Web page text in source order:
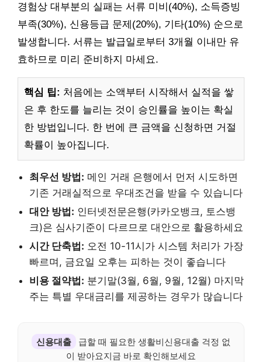
경험상 대부분의 실패는 서류 미비(40%), 소득증빙
부족(30%), 신용등급 문제(20%), 기타(10%) 순으로
발생합니다. 서류는 발급일로부터 3개월 이내만 유
효하므로 미리 준비하지 마세요.
핵심 팁: 처음에는 소액부터 시작해서 실적을 쌓
은 후 한도를 늘리는 것이 승인률을 높이는 확실
한 방법입니다. 한 번에 큰 금액을 신청하면 거절
확률이 높아집니다.
최우선 방법: 메인 거래 은행에서 먼저 시도하면
기존 거래실적으로 우대조건을 받을 수 있습니다
대안 방법: 인터넷전문은행(카카오뱅크, 토스뱅
크)은 심사기준이 다르므로 대안으로 활용하세요
시간 단축법: 오전 10-11시가 시스템 처리가 가장
빠르며, 금요일 오후는 피하는 것이 좋습니다
비용 절약법: 분기말(3월, 6월, 9월, 12월) 마지막
주는 특별 우대금리를 제공하는 경우가 많습니다
신용대출
급할 때 필요한 생활비신용대출 걱정 없
이 받아요지금 바로 확인해보세요